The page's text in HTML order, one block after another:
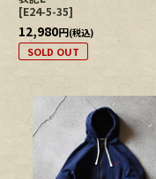
[E24-5-35]
12,980円(税込)
SOLD OUT